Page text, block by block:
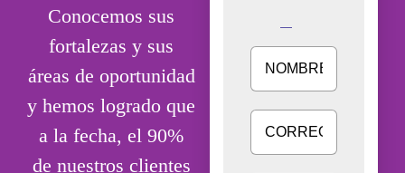
Conocemos sus
fortalezas y sus
áreas de oportunidad
y hemos logrado que
a la fecha, el 90%
de nuestros clientes